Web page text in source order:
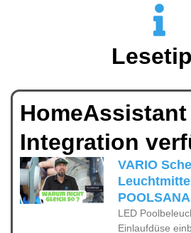
HomeAssistant
Integration
VARIO
POOLSANA
LED
Einlaufdüse